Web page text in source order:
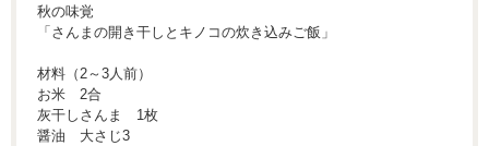
秋の味覚
「さんまの開き干しとキノコの炊き込みご飯」
材料（2～3人前）
お米 2合
灰干しさんま 1枚
醤油 大さじ3